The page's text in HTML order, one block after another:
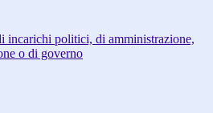
incarichi politici, di amministrazione,
o di governo